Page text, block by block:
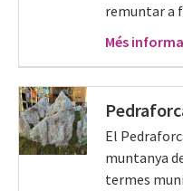
remuntar a
Més
El
muntanya
termes